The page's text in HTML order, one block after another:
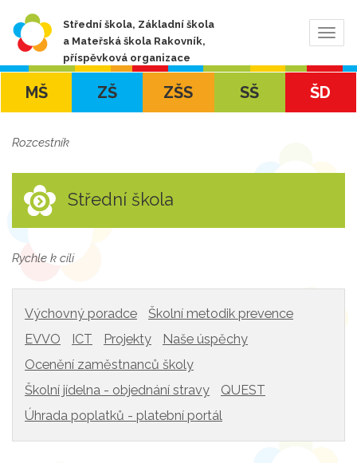
Střední škola, Základní škola
a Mateřská škola Rakovník,
příspěvková organizace
MŠ ZŠ ZŠS SŠ ŠD
Rozcestník
Střední škola
Rychle k cíli
Výchovný poradce
Školní metodik prevence
EVVO
ICT Projekty
Naše úspěchy
Ocenění zaměstnanců školy
Školní jídelna - objednání stravy
QUEST
Úhrada poplatků - platební portál